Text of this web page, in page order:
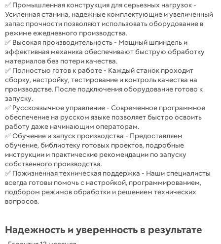
✅ Промышленная конструкция для серьезных нагрузок -
Усиленная станина, надежные комплектующие и увеличенный
запас прочности позволяют использовать оборудование в
режиме ежедневного производства.
✅ Высокая производительность - Мощный шпиндель и
эффективная механика обеспечивают быструю обработку
материалов без потери качества.
✅ Полностью готов к работе - Каждый станок проходит
сборку, настройку, тестирование и контроль качества на
производстве. После подключения оборудование готово к
запуску.
✅ Русскоязычное управление - Современное программное
обеспечение на русском языке позволяет быстро освоить
работу даже начинающим операторам.
✅ Обучение и запуск производства - Предоставляем
обучение, библиотеку готовых проектов, подробные
инструкции и практические рекомендации по запуску
собственного производства.
✅ Пожизненная техническая поддержка - Наши специалисты
всегда готовы помочь с настройкой, программированием,
подбором режимов обработки и решением технических
вопросов.
Надежность и уверенность в результате